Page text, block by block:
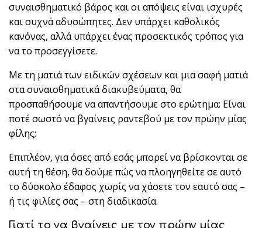
συναισθηματικό βάρος και οι απόψεις είναι ισχυρές
και συχνά αδυσώπητες. Δεν υπάρχει καθολικός
κανόνας, αλλά υπάρχει ένας προσεκτικός τρόπος για
να το προσεγγίσετε.
Με τη ματιά των ειδικών σχέσεων και μια σαφή ματιά
στα συναισθηματικά διακυβεύματα, θα
προσπαθήσουμε να απαντήσουμε στο ερώτημα: Είναι
ποτέ σωστό να βγαίνεις ραντεβού με τον πρώην μίας
φίλης;
Επιπλέον, για όσες από εσάς μπορεί να βρίσκονται σε
αυτή τη θέση, θα δούμε πώς να πλοηγηθείτε σε αυτό
το δύσκολο έδαφος χωρίς να χάσετε τον εαυτό σας –
ή τις φιλίες σας – στη διαδικασία.
Γιατί το να βγαίνεις με τον πρώην μίας